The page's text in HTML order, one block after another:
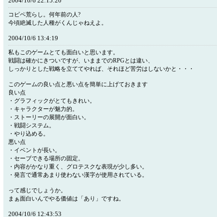
コピペ荒らし。何年前の人?
今頃絶滅した人種がくんじゃねえよ。
2004/10/6 13:4:19
私もこのゲームとても面白いと思います。
戦闘は確かにきついですが、いままでのRPGとは違い、
しっかりとした戦略を立ててやれば、それほど苦労はしないかと・・・
このゲームの良い点と悪い点を簡単に上げておきます
良い点
・グラフィックがとてもきれい。
・キャラクターが魅力的。
・ストーリーの展開が面白い。
・戦闘システム。
・やり込める。
悪い点
・イベントが長い。
・セーブできる場所の固定。
・内容がかなり重く、グロテスクな表現が少し多い。
・発言で通常あまり使わない漢字が使用されている。
って感じでしょうか。
まぁ面白いんでやる価値は「あり」ですね。
2004/10/6 12:43:53